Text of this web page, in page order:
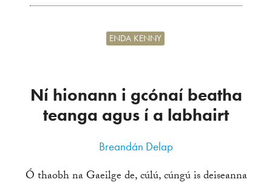
Ní hionann i gcónaí beatha
teanga agus í a labhairt
ENDA KENNY
Breandán Delap
Ó thaobh na Gaeilge de, cúlú, cúngú is deiseanna